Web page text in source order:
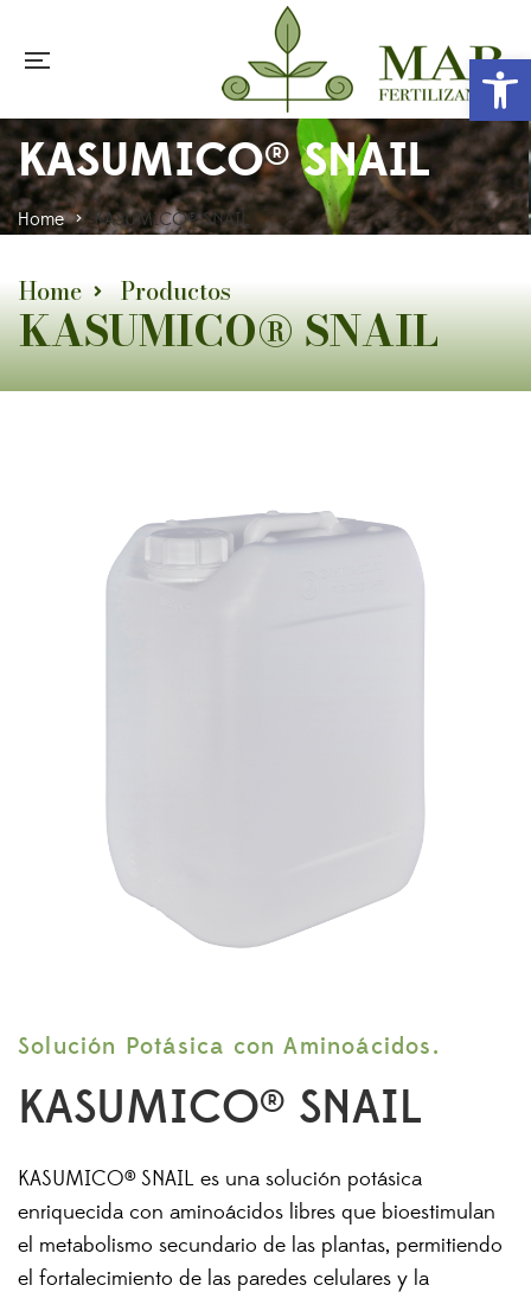
KASUMICO® SNAIL
Home > KASUMICO® SNAIL
Home Productos
KASUMICO® SNAIL
Solución Potásica con Aminoácidos.
KASUMICO® SNAIL
KASUMICO® SNAIL es una solución potásica
enriquecida con aminoácidos libres que bioestimulan
el metabolismo secundario de las plantas, permitiendo
el fortalecimiento de las paredes celulares y la